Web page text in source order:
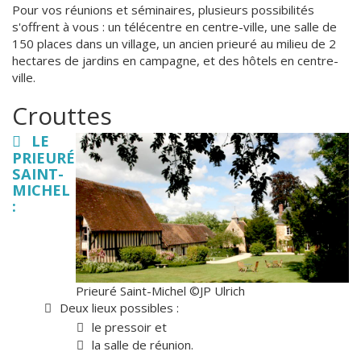
Pour vos réunions et séminaires, plusieurs possibilités
s'offrent à vous : un télécentre en centre-ville, une salle de
150 places dans un village, un ancien prieuré au milieu de 2
hectares de jardins en campagne, et des hôtels en centre-
ville.
Crouttes
Prieuré Saint-Michel ©JP Ulrich
LE
PRIEURÉ
SAINT-
MICHEL
:
Deux lieux possibles :
le pressoir et
la salle de réunion.